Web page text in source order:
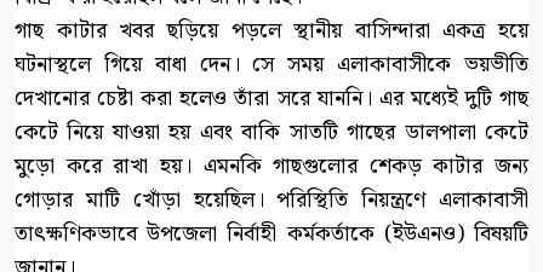
গাছ কাটার খবর ছড়িয়ে পড়লে স্থানীয় বাসিন্দারা একত্র হয়ে
ঘটনাস্থলে গিয়ে বাধা দেন। সে সময় এলাকাবাসীকে ভয়ভীতি
দেখানোর চেষ্টা করা হলেও তাঁরা সরে যাননি। এর মধ্যেই দুটি গাছ
কেটে নিয়ে যাওয়া হয় এবং বাকি সাতটি গাছের ডালপালা কেটে
মুড়ো করে রাখা হয়। এমনকি গাছগুলোর শেকড় কাটার জন্য
গোড়ার মাটি খোঁড়া হয়েছিল। পরিস্থিতি নিয়ন্ত্রণে এলাকাবাসী
তাৎক্ষণিকভাবে উপজেলা নির্বাহী কর্মকর্তাকে (ইউএনও) বিষয়টি